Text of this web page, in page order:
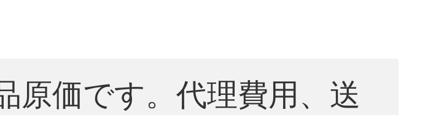
原価です。代理費用、送